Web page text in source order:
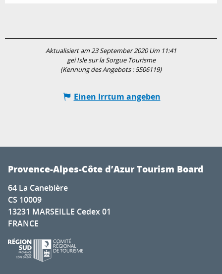
Aktualisiert am 23 September 2020 Um 11:41
gei Isle sur la Sorgue Tourisme
(Kennung des Angebots :5506119)
Einen Irrtum angeben
Provence-Alpes-Côte d’Azur Tourism Board
64 La Canebière
CS 10009
13231 MARSEILLE Cedex 01
FRANCE